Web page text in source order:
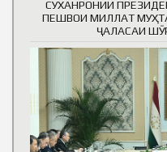
СУХАНРОНИИ
ПЕШВОИ МИЛЛАТ
ҶАЛАСАИ